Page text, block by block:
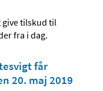
tilskud til
fra i dag.
får
20. maj 2019